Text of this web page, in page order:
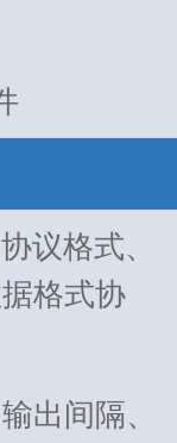
议格式、
格式协
出间隔、